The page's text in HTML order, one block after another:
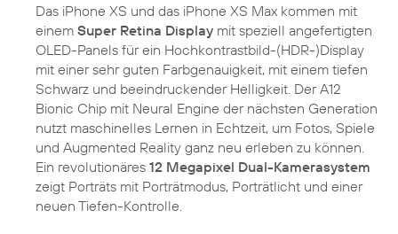
Das iPhone XS und das iPhone XS Max kommen mit
einem Super Retina Display mit speziell angefertigten
OLED-Panels für ein Hochkontrastbild-(HDR-)Display
mit einer sehr guten Farbgenauigkeit, mit einem tiefen
Schwarz und beeindruckender Helligkeit. Der A12
Bionic Chip mit Neural Engine der nächsten Generation
nutzt maschinelles Lernen in Echtzeit, um Fotos, Spiele
und Augmented Reality ganz neu erleben zu können.
Ein revolutionäres 12 Megapixel Dual-Kamerasystem
zeigt Porträts mit Porträtmodus, Porträtlicht und einer
neuen Tiefen-Kontrolle.